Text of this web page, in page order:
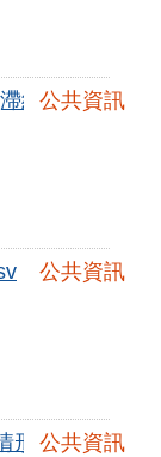
納期滿).xlsx
公共資訊
公共資訊
形表.csv
公共資訊